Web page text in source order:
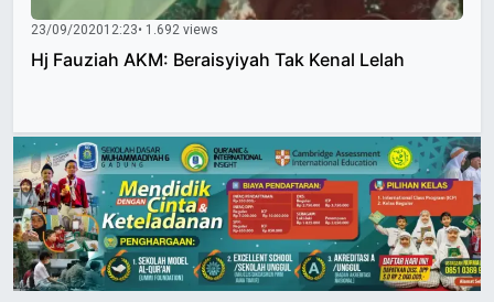
23/09/202012:23• 1.692 views
Hj Fauziah AKM: Beraisyiyah Tak Kenal Lelah